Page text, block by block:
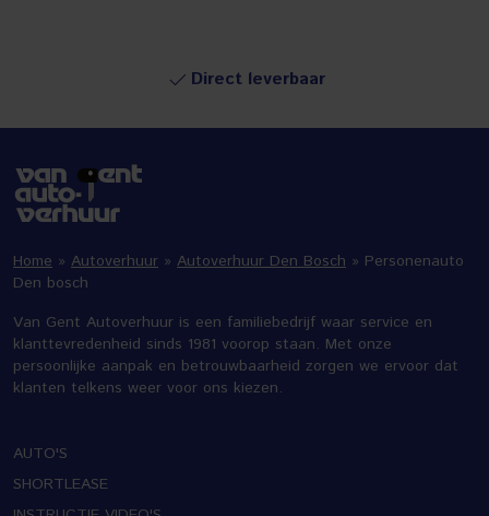
Direct leverbaar
Home » Autoverhuur » Autoverhuur Den Bosch » Personenauto
Den bosch
Van Gent Autoverhuur is een familiebedrijf waar service en
klanttevredenheid sinds 1981 voorop staan. Met onze
persoonlijke aanpak en betrouwbaarheid zorgen we ervoor dat
klanten telkens weer voor ons kiezen.
AUTO'S
SHORTLEASE